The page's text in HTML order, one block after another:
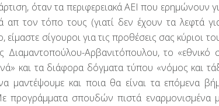
όταν τα περιφερειακά ΑΕΙ που ερημώνουν
τον τόπο τους (γιατί δεν έχουν τα λεφτά
είμαστε σίγουροι για τις προθέσεις σας κύριοι
Διαμαντοπούλου-Αρβανιτόπουλου, το
και τα διάφορα δόγματα τύπου «νόμος και
μαντέψουμε και ποια θα είναι τα επόμενα
προγράμματα σπουδών πιστά εναρμονισμένα